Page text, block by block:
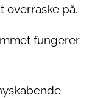
på.
fungerer